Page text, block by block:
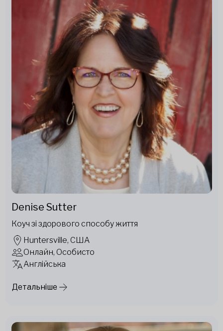
Denise Sutter
Коуч зі здорового способу життя
Huntersville, США
Онлайн, Особисто
Англійська
Детальніше